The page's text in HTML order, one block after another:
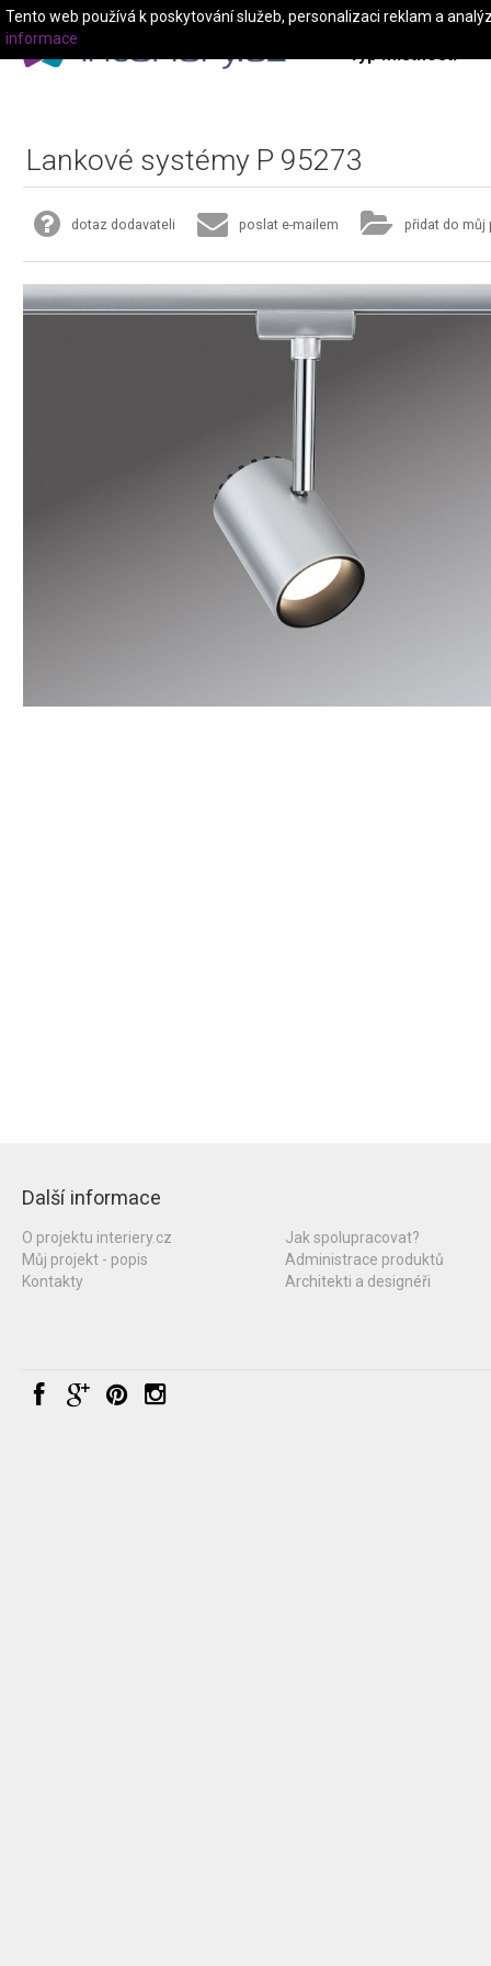
Typ místnosti
Lankové systémy P 95273
dotaz dodavateli poslat e-mailem přidat do můj
Další informace
O projektu interiery.cz
Můj projekt - popis
Kontakty
Jak spolupracovat?
Administrace produktů
Architekti a designéři
Tento web používá k poskytování služeb, personalizaci reklam a
informace